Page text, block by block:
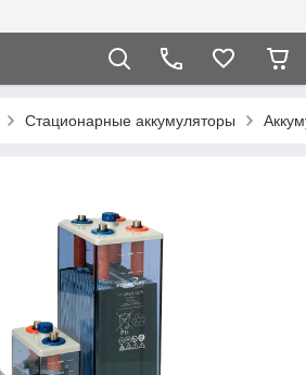
Стационарные аккумуляторы